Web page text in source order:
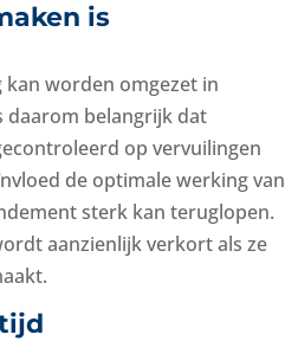
is
worden omgezet in
daarom belangrijk dat
op vervuilingen
de optimale werking van
sterk kan teruglopen.
aanzienlijk verkort als ze